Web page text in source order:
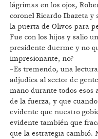
lágrimas en los ojos,
coronel Ricardo Ibazeta y
la puerta de Olivos para
Fue con los hijos y salio
presidente duerme y no
impresionante, no?
–Es tremendo, una
adjudica al sector de
mano durante todos esos
de la fuerza, y que
evidente que nuestro
evidente también que
que la estrategia cambió.